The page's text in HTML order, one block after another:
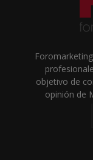
objetivo de
opinión de